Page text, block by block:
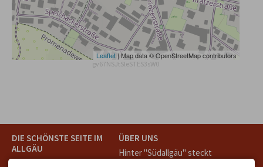
Leaflet | Map data © OpenStreetMap contributors
gv67NSJtSleSTES3sW0
DIE SCHÖNSTE SEITE IM
ALLGÄU
ÜBER UNS
Hinter "Südallgäu" steckt